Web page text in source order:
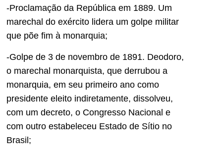
-Proclamação da República em 1889. Um
marechal do exército lidera um golpe militar
que põe fim à monarquia;
-Golpe de 3 de novembro de 1891. Deodoro,
o marechal monarquista, que derrubou a
monarquia, em seu primeiro ano como
presidente eleito indiretamente, dissolveu,
com um decreto, o Congresso Nacional e
com outro estabeleceu Estado de Sítio no
Brasil;